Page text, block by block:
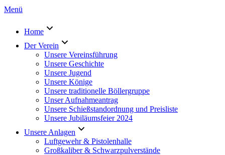
Menü
Home
Der Verein
Unsere Vereinsführung
Unsere Geschichte
Unsere Jugend
Unsere Könige
Unsere traditionelle Böllergruppe
Unser Aufnahmeantrag
Unsere Schießstandordnung und Preisliste
Unsere Jubiläumsfeier 2024
Unsere Anlagen
Luftgewehr & Pistolenhalle
Großkaliber & Schwarzpulverstände